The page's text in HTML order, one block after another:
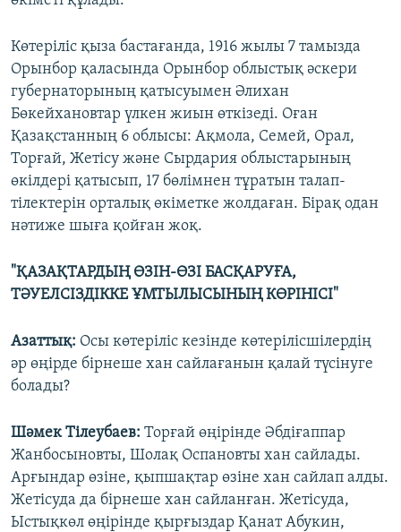
Көтеріліс қыза бастағанда, 1916 жылы 7 тамызда
Орынбор қаласында Орынбор облыстық әскери
губернаторының қатысуымен Әлихан
Бөкейхановтар үлкен жиын өткізеді. Оған
Қазақстанның 6 облысы: Ақмола, Семей, Орал,
Торғай, Жетісу және Сырдария облыстарының
өкілдері қатысып, 17 бөлімнен тұратын талап-
тілектерін орталық өкіметке жолдаған. Бірақ одан
нәтиже шыға қойған жоқ.
"ҚАЗАҚТАРДЫҢ ӨЗІН-ӨЗІ БАСҚАРУҒА,
ТӘУЕЛСІЗДІККЕ ҰМТЫЛЫСЫНЫҢ КӨРІНІСІ"
Азаттық: Осы көтеріліс кезінде көтерілісшілердің
әр өңірде бірнеше хан сайлағанын қалай түсінуге
болады?
Шәмек Тілеубаев: Торғай өңірінде Әбдіғаппар
Жанбосыновты, Шолақ Оспановты хан сайлады.
Арғындар өзіне, қыпшақтар өзіне хан сайлап алды.
Жетісуда да бірнеше хан сайланған. Жетісуда,
Ыстықкөл өңірінде қырғыздар Қанат Абукин,